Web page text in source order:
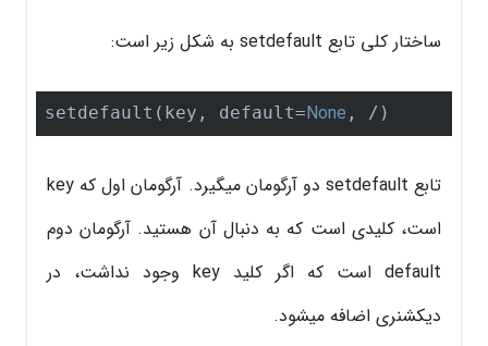
ساختار کلی تابع setdefault به شکل زیر است:
setdefault(key, default=None , /)
تابع setdefault دو آرگومان میگیرد. آرگومان اول که key
است، کلیدی است که به دنبال آن هستید. آرگومان دوم
default است که اگر کلید key وجود نداشت، در
دیکشنری اضافه میشود.